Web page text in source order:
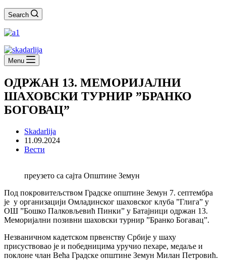
Search
Menu
ОДРЖАН 13. МЕМОРИЈАЛНИ
ШАХОВСКИ ТУРНИР ”БРАНКО
БОГОВАЦ”
Skadarlija
11.09.2024
Вести
преузето са сајта Општине Земун
Под покровитељством Градске општине Земун 7. септембра
је у организацији Омладинског шаховског клуба ”Глига” у
ОШ ”Бошко Палковљевић Пинки” у Батајници одржан 13.
Меморијални позивни шаховски турнир ”Бранко Богавац”.
Незваничном кадетском првенству Србије у шаху
присуствовао је и победницима уручио пехаре, медаље и
поклоне члан Већа Градске општине Земун Милан Петровић.